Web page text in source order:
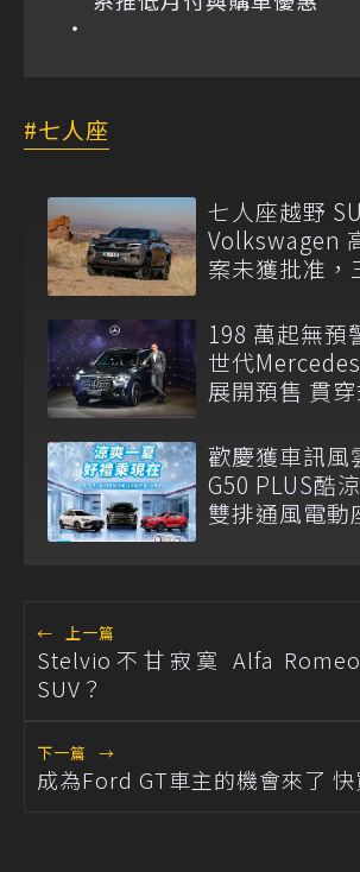
七人座
七人座越野
Volkswagen
案未獲批准，
198 萬起無預
世代
展開預售 貫
歡慶獲車訊風
G50 PLUS酷
雙排通風電動
← 上一篇
Stelvio不甘寂寞 Alfa
SUV？
下一篇 →
成為Ford GT車主的機會來了 快